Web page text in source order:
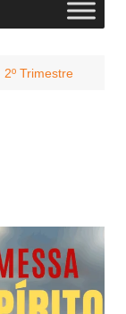
2º Trimestre